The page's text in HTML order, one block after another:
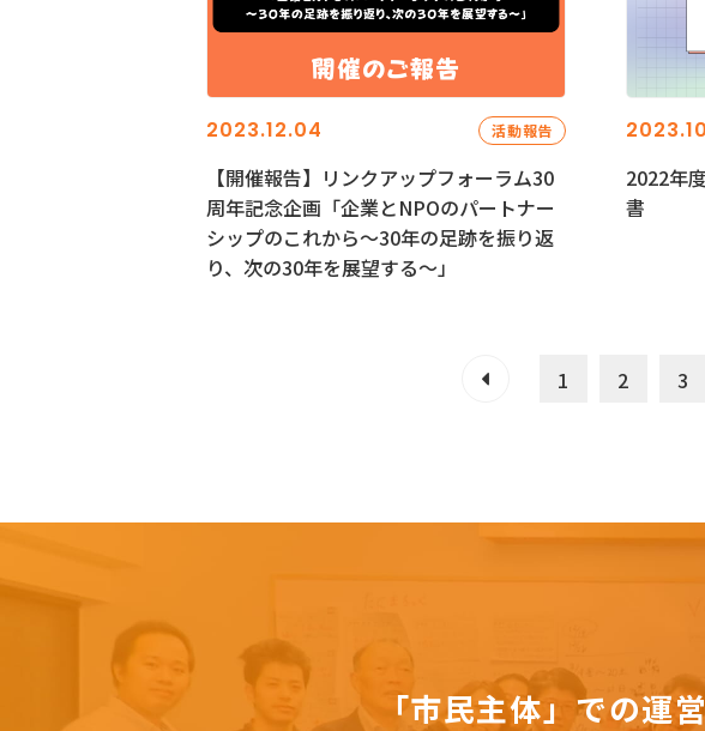
2023.12.04 活動報告
【開催報告】リンクアップフォーラム30
周年記念企画「企業とNPOのパートナー
シップのこれから～30年の足跡を振り返
り、次の30年を展望する～」
2022年
書
1 2 3
「市民主体」での運